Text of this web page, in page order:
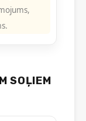
SOĻIEM